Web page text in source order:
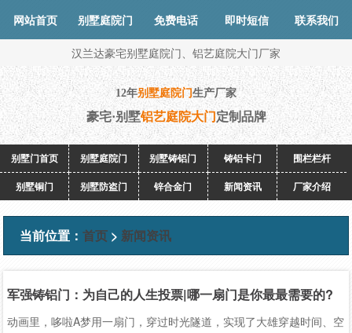
汉兰达豪宅别墅庭院门、铝艺庭院大门厂家
12年别墅庭院门生产厂家
豪宅·别墅铝艺庭院大门定制品牌
别墅门首页 别墅庭院门 别墅铸铝门 铸铝卡门
围栏栏杆
别墅铜门
别墅防盗门 锌合金门 新闻资讯 厂家介绍
当前位置：首页 > 新闻资讯
军强铸铝门：为自己的人生投票|哪一扇门是你最最需要的?
动画里，哆啦A梦用一扇门，穿过时光隧道，实现了大雄穿越时间、空
网站首页 别墅庭院门 免费电话 即时短信 联系我们